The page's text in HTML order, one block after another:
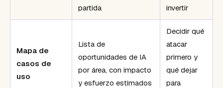
partida
invertir
Mapa de
casos de
uso
Lista de
oportunidades de IA
por área, con impacto
y esfuerzo estimados
Decidir qué
atacar
primero y
qué dejar
para